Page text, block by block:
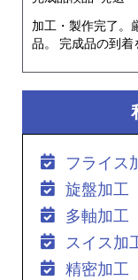
加工・製作完了。
品。 完成品の到着
フライス
旋盤加工
多軸加工
スイス加
精密加工